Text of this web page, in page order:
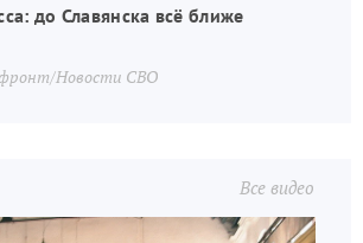
до Славянска всё ближе
фронт/Новости СВО
Все видео